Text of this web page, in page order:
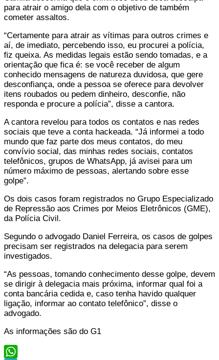
para atrair o amigo dela com o objetivo de também
cometer assaltos.
“Certamente para atrair as vítimas para outros crimes e
aí, de imediato, percebendo isso, eu procurei a polícia,
fiz queixa. As medidas legais estão sendo tomadas, e a
orientação que fica é: se você receber de algum
conhecido mensagens de natureza duvidosa, que gere
desconfiança, onde a pessoa se oferece para devolver
itens roubados ou pedem dinheiro, desconfie, não
responda e procure a polícia”, disse a cantora.
A cantora revelou para todos os contatos e nas redes
sociais que teve a conta hackeada. “Já informei a todo
mundo que faz parte dos meus contatos, do meu
convívio social, das minhas redes sociais, contatos
telefônicos, grupos de WhatsApp, já avisei para um
número máximo de pessoas, alertando sobre esse
golpe”.
Os dois casos foram registrados no Grupo Especializado
de Repressão aos Crimes por Meios Eletrônicos (GME),
da Polícia Civil.
Segundo o advogado Daniel Ferreira, os casos de golpes
precisam ser registrados na delegacia para serem
investigados.
“As pessoas, tomando conhecimento desse golpe, devem
se dirigir à delegacia mais próxima, informar qual foi a
conta bancária cedida e, caso tenha havido qualquer
ligação, informar ao contato telefônico”, disse o
advogado.
As informações são do G1